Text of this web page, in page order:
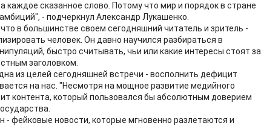
каждое сказанное слово. Потому что мир и порядок в стране
- подчеркнул Александр Лукашенко.
в большинстве своем сегодняшний читатель и зритель -
человек. Он давно научился разбираться в
быстро считывать, чьи или какие интересы стоят за
заголовком.
из целей сегодняшней встречи - восполнить дефицит
на нас. "Несмотря на мощное развитие медийного
контента, который пользовался бы абсолютным доверием
- фейковые новости, которые мгновенно разлетаются и